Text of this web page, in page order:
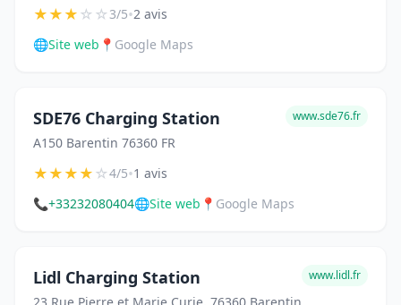
★★★☆☆3/5•2 avis
🌐Site web 📍 Google Maps
SDE76 Charging Station
A150 Barentin 76360 FR
www.sde76.fr
★★★★☆4/5•1 avis
📞+33232080404🌐Site web 📍 Google Maps
Lidl Charging Station www.lidl.fr